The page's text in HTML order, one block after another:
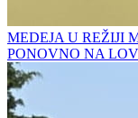
MEDEJA U REŽIJI
PONOVNO NA